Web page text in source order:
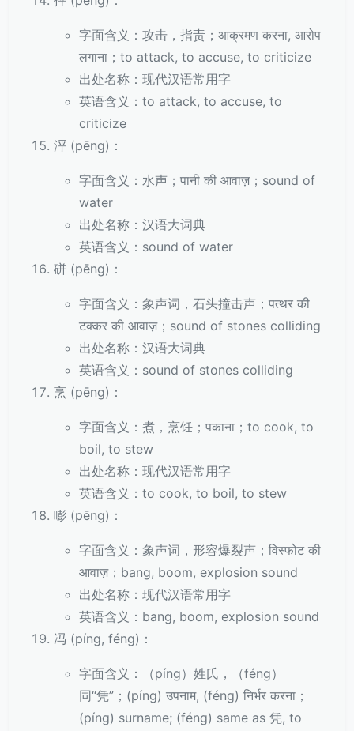
字面含义：攻击，指责；आक्रमण करना, आरोप
लगाना；to attack, to accuse, to criticize
出处名称：现代汉语常用字
英语含义：to attack, to accuse, to
criticize
泙 (pēng)：
字面含义：水声；पानी की आवाज़；sound of
water
出处名称：汉语大词典
英语含义：sound of water
硑 (pēng)：
字面含义：象声词，石头撞击声；पत्थर की
टक्कर की आवाज़；sound of stones colliding
出处名称：汉语大词典
英语含义：sound of stones colliding
烹 (pēng)：
字面含义：煮，烹饪；पकाना；to cook, to
boil, to stew
出处名称：现代汉语常用字
英语含义：to cook, to boil, to stew
嘭 (pēng)：
字面含义：象声词，形容爆裂声；विस्फोट की
आवाज़；bang, boom, explosion sound
出处名称：现代汉语常用字
英语含义：bang, boom, explosion sound
冯 (píng, féng)：
字面含义：（píng）姓氏，（féng）
同“凭”；(píng) उपनाम, (féng) निर्भर करना；
(píng) surname; (féng) same as 凭, to